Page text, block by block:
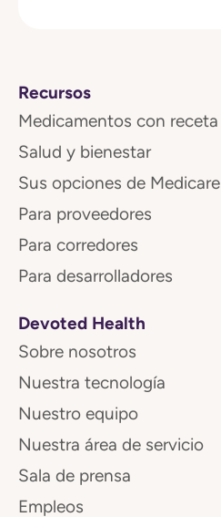
Recursos
Medicamentos con receta
Salud y bienestar
Sus opciones de Medicare
Para proveedores
Para corredores
Para desarrolladores
Devoted Health
Sobre nosotros
Nuestra tecnología
Nuestro equipo
Nuestra área de servicio
Sala de prensa
Empleos